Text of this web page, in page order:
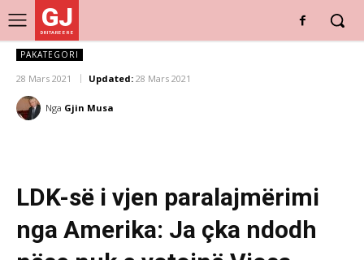
GJ
DRITARE E RE
PAKATEGORI
28 Mars 2021 Updated: 28 Mars 2021
Nga Gjin Musa
LDK-së i vjen paralajmërimi
nga Amerika: Ja çka ndodh